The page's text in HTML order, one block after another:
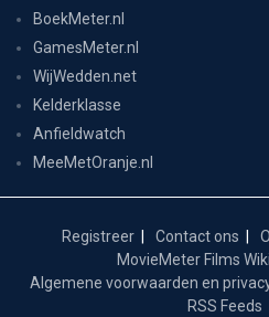
BoekMeter.nl
GamesMeter.nl
WijWedden.net
Kelderklasse
Anfieldwatch
MeeMetOranje.nl
Registreer Contact ons
MovieMeter Films Wiki
Algemene voorwaarden en
RSS Feeds